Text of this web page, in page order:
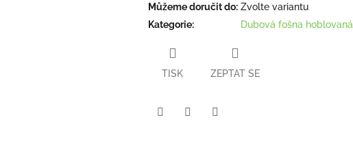
Můžeme doručit do: Zvolte variantu
Kategorie: Dubová fošna hoblovaná
TISK ZEPTAT SE